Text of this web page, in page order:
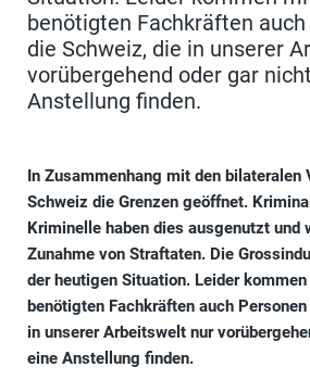
benötigten Fachkräften
die Schweiz, die in unserer
vorübergehend oder gar
Anstellung finden.
In Zusammenhang mit den bilateralen
Schweiz die Grenzen geöffnet.
Kriminelle haben dies ausgenutzt und
Zunahme von Straftaten. Die
der heutigen Situation. Leider
benötigten Fachkräften auch
in unserer Arbeitswelt nur
eine Anstellung finden.